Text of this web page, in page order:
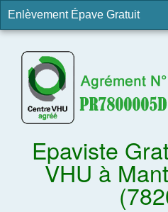
Enlèvement Épave Gratuit
Epaviste
VHU à